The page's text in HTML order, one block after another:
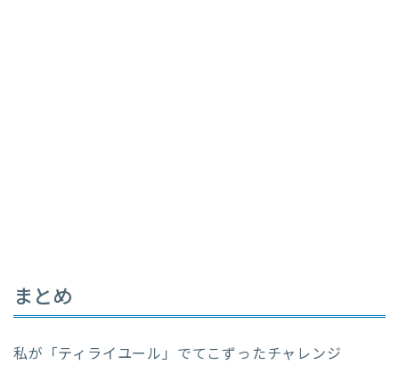
まとめ
私が「ティライユール」でてこずったチャレンジ